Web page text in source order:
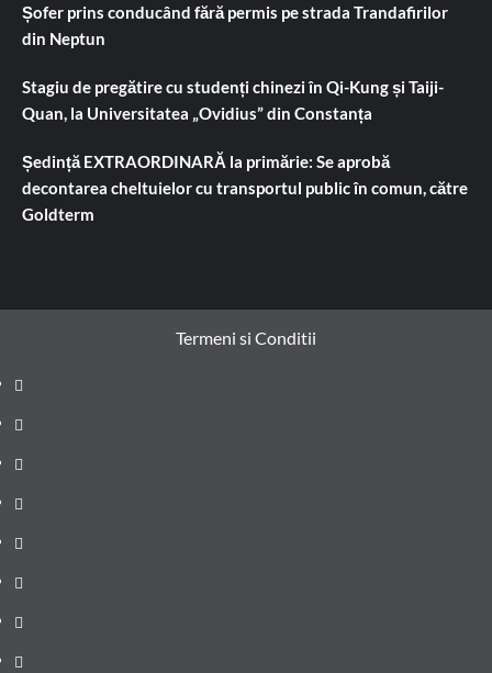
Șofer prins conducând fără permis pe strada Trandafirilor
din Neptun
Stagiu de pregătire cu studenți chinezi în Qi-Kung și Taiji-
Quan, la Universitatea „Ovidius” din Constanța
Ședință EXTRAORDINARĂ la primărie: Se aprobă
decontarea cheltuielor cu transportul public în comun, către
Goldterm
Termeni si Conditii
Prima
pagină
Știri
de
ultima
Administrație
locală
Actualitate
Justiție
Cultura
Sănătate
Litoral